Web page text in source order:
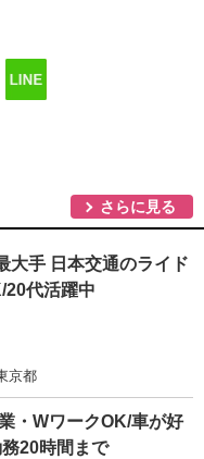
さらに見る
大手 日本交通のライド
20代活躍中
京都
・WワークOK/車が好
20時間まで